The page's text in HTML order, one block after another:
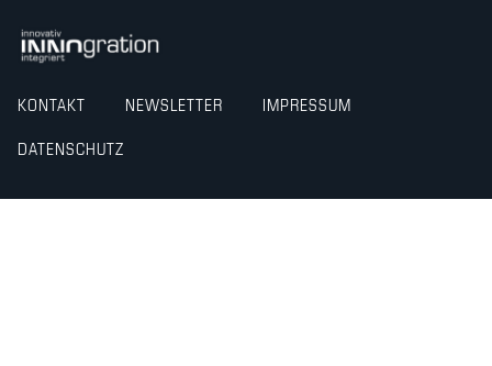
KONTAKT NEWSLETTER IMPRESSUM
DATENSCHUTZ